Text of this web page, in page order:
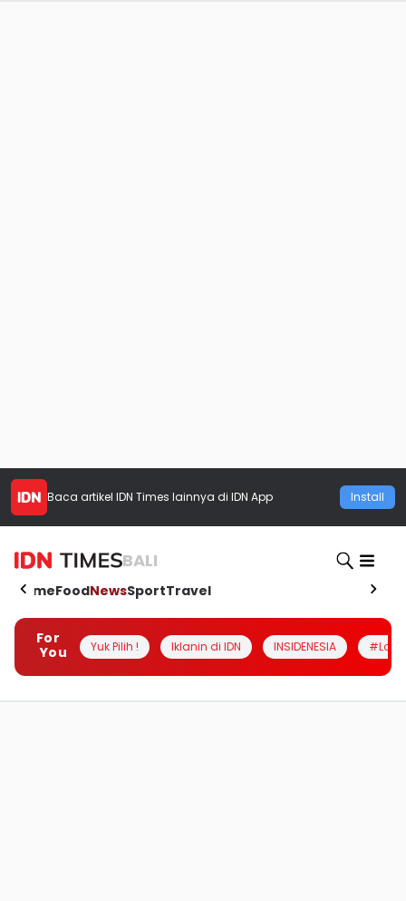
Baca artikel IDN Times lainnya di IDN App Install
BALI
HomeFoodNewsSportTravel
For
You
Yuk Pilih ! Iklanin di IDN INSIDENESIA